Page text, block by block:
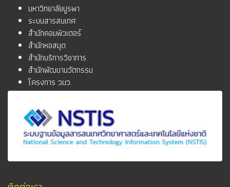
มหาวิทยาลัยบูรพา
ระบบสารสนเทศ
สำนักคอมพิวเตอร์
สำนักหอสมุด
สำนักบริการวิชาการ
สำนักพัฒนานวัตกรรม
โครงการ วมว.